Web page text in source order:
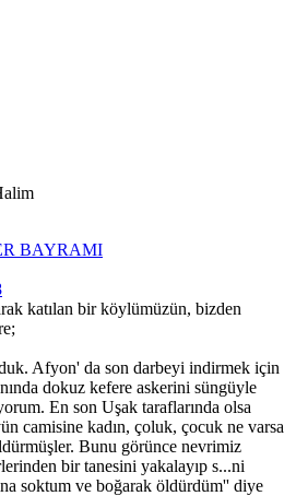
BAYRAMI
katılan bir köylümüzün, bizden
Afyon' da son darbeyi indirmek için
dokuz kefere askerini süngüyle
En son Uşak taraflarında olsa
camisine kadın, çoluk, çocuk ne varsa
Bunu görünce nevrimiz
bir tanesini yakalayıp s...ni
soktum ve boğarak öldürdüm'' diye